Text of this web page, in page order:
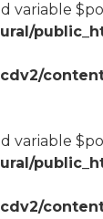
variable
variable